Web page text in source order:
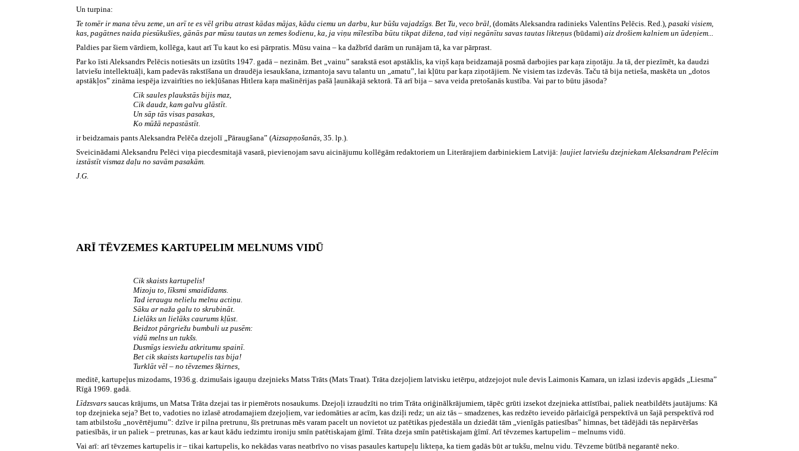
Un turpina:
Te tomēr ir mana tēvu zeme, un arī te es vēl gribu atrast kādas mājas, kādu ciemu un darbu, kur būšu vajadzīgs. Bet Tu, veco brāl,(domāts Aleksandra radinieks Valentīns Pelēcis. Red.),pasaki visiem,
kas, pagātnes naida piesūkušies, gānās par mūsu tautas un zemes šodienu, ka, ja viņu mīlestība būtu tikpat dižena, tad viņi negānītu savas tautas likteņus(būdami)aiz drošiem kalniem un ūdeņiem...
Paldies par šiem vārdiem, kollēga, kaut arī Tu kaut ko esi pārpratis. Mūsu vaina – ka dažbrīd darām un runājam tā, ka var pārprast.
Par ko īsti Aleksandrs Pelēcis notiesāts un izsūtīts 1947. gadā – nezinām. Bet „vainu” sarakstā esot apstāklis, ka viņš kaŗa beidzamajā posmā darbojies par kaŗa ziņotāju. Ja tā, der piezīmēt, ka daudzi
latviešu intellektuāļi,kam padevās rakstīšana un draudēja iesaukšana, izmantoja savu talantu un „amatu”, lai kļūtu par kaŗa ziņotājiem. Ne visiem tas izdevās. Taču tā bija netieša, maskēta un „dotos
apstākļos” zināma iespēja izvairīties no iekļūšanas Hitlera kaŗa mašinērijas pašā ļaunākajā sektorā. Tā arī bija – sava veida pretošanās kustība. Vai par to būtu jāsoda?
Cik saules plaukstās bijis maz,
Cik daudz, kam galvu glāstīt.
Un sāp tās visas pasakas,
Ko mūžā nepastāstīt.
ir beidzamais pants Aleksandra Pelēča dzejolī „Pāraugšana” (Aizsapņošanās,35. lp.).
Sveicinādami Aleksandru Pelēci viņa piecdesmitajā vasarā, pievienojam savu aicinājumu kollēgām redaktoriem un Literārajiem darbiniekiem Latvijā:ļaujiet latviešu dzejniekam Aleksandram Pelēcim
izstāstīt vismaz daļu no savām pasakām.
J.G.
ARĪ TĒVZEMES KARTUPELIM MELNUMS VIDŪ
Cik skaists kartupelis!
Mizoju to, līksmi smaidīdams.
Tad ieraugu nelielu melnu actiņu.
Sāku ar naža galu to skrubināt.
Lielāks un lielāks caurums kļūst.
Beidzot pārgriežu bumbuli uz pusēm:
vidū melns un tukšs.
Dusmīgs iesviežu atkritumu spainī.
Bet cik skaists kartupelis tas bija!
Turklāt vēl – no tēvzemes šķirnes,
meditē, kartupeļus mizodams, 1936.g. dzimušais igauņu dzejnieks Matss Trāts (Mats Traat). Trāta dzejoļiem latvisku ietērpu, atdzejojot nule devis Laimonis Kamara, un izlasi izdevis apgāds „Liesma”
Rīgā 1969.gadā.
Līdzsvarssaucas krājums, un Matsa Trāta dzejai tas ir piemērots nosaukums. Dzejoļi izraudzīti no trim Trāta oriģinālkrājumiem, tāpēc grūti izsekot dzejnieka attīstībai, paliek neatbildēts jautājums: Kā
top dzejnieka seja? Bet to, vadoties no izlasē atrodamajiem dzejoļiem, var iedomāties ar acīm, kas dziļi redz; un aiz tās – smadzenes, kas redzēto ieveido pārlaicīgā perspektīvā un šajā perspektīvā rod
tam atbilstošu „novērtējumu”: dzīve ir pilna pretrunu, šīs pretrunas mēs varam pacelt un novietot uz patētikas pjedestāla un dziedāt tām „vienīgās patiesības” himnas, bet tādējādi tās nepārvēršas
patiesībās, ir un paliek – pretrunas, kas ar kaut kādu iedzimtu ironiju smīn patētiskajam ģīmī. Trāta dzeja smīn patētiskajam ģīmī. Arī tēvzemes kartupelim – melnums vidū.
Vai arī: arī tēvzemes kartupelis ir – tikai kartupelis, ko nekādas varas neatbrīvo no visas pasaules kartupeļu likteņa, ka tiem gadās būt ar tukšu, melnu vidu. Tēvzeme būtībā negarantē neko.